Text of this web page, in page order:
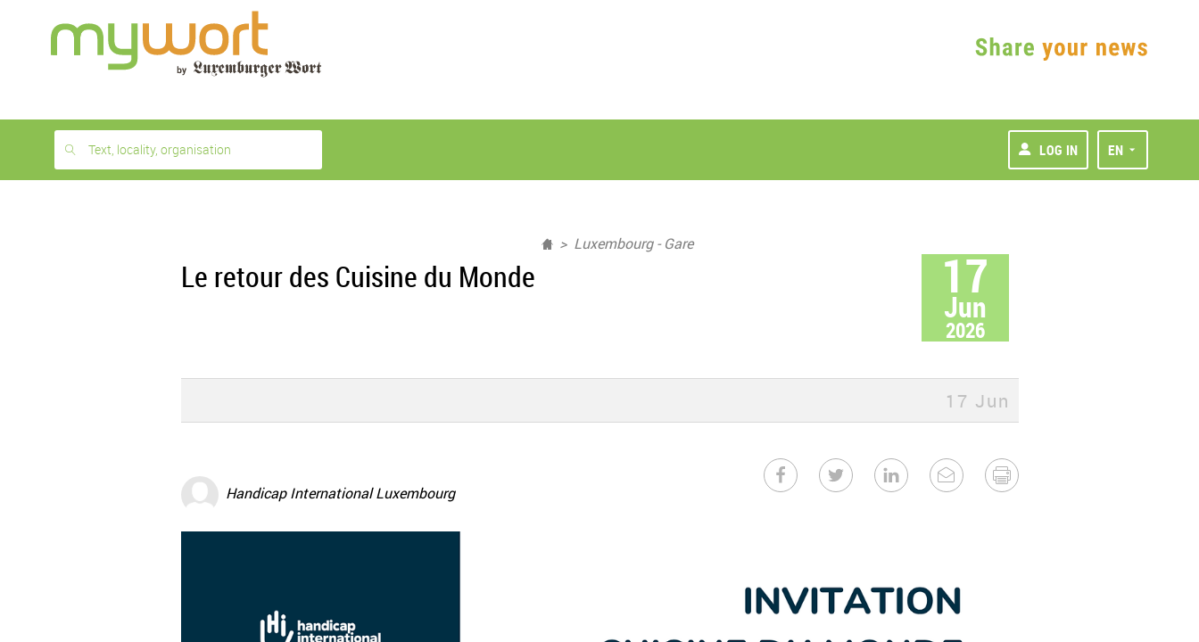
month
free
Text, locality, organisation LOG IN EN
Luxembourg - Gare
Le retour des Cuisine du Monde 17
Jun
2026
17 Jun
Handicap International Luxembourg